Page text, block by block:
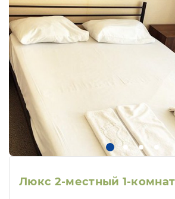
Люкс 2-местный 1-